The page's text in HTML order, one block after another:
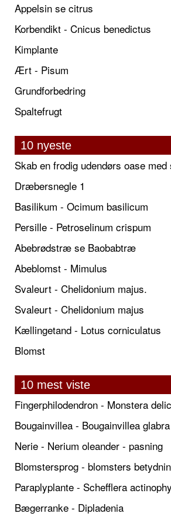
Appelsin se citrus
Korbendikt - Cnicus benedictus
Kimplante
Ært - Pisum
Grundforbedring
Spaltefrugt
10 nyeste
Dræbersnegle 1
Basilikum - Ocimum basilicum
Persille - Petroselinum crispum
Abebrødstræ se Baobabtræ
Abeblomst - Mimulus
Svaleurt - Chelidonium majus.
Svaleurt - Chelidonium majus
Kællingetand - Lotus corniculatus
Blomst
10 mest viste
Fingerphilodendron - Monstera
Bougainvillea - Bougainvillea
Nerie - Nerium oleander - pasning
Blomstersprog - blomsters
Paraplyplante - Schefflera
Bægerranke - Dipladenia